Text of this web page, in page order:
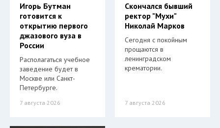
Игорь Бутман
готовится к
открытию первого
джазового вуза в
России
Располагаться учебное
заведение будет в
Москве или Санкт-
Петербурге.
7 августа 2026
Скончался бывший
ректор "Мухи"
Николай Марков
Сегодня с покойным
прощаются в
ленинградском
крематории.
7 августа 2026